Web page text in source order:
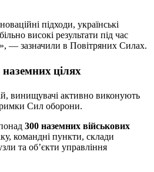
підходи, українські
високі результати під час
— зазначили в Повітряних Силах.
цілях
винищувачі активно виконують
Сил оборони.
300 наземних військових
командні пункти, склади
та об’єкти управління